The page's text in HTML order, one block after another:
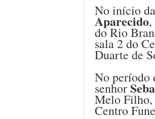
No início
Aparecido,
do Rio
sala 2 do
Duarte de
No período
senhor
Melo Filho,
Centro